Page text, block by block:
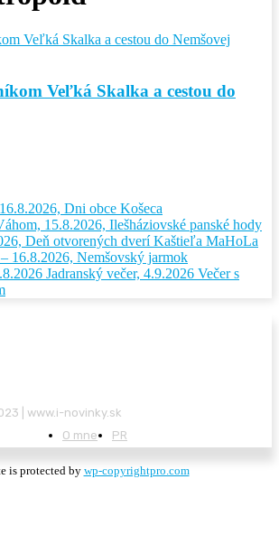
Veľká Skalka a cestou do
Dni obce Košeca
15.8.2026, Ilešháziovské panské hody
Deň otvorených dverí Kaštieľa MaHoLa
16.8.2026, Nemšovský jarmok
Jadranský večer, 4.9.2026 Večer s
| www.i-novinky.sk
O mne
PR
is protected by wp-copyrightpro.com